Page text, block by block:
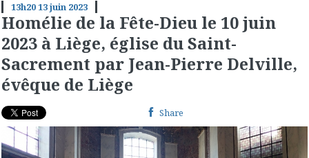
13h2013juin 2023
Homélie de la Fête-Dieu le 10 juin
2023 à Liège, église du Saint-
Sacrement par Jean-Pierre Delville,
évêque de Liège
Share